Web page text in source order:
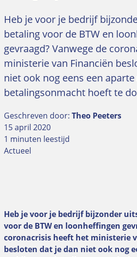
Heb je voor je bedrijf
betaling voor de BTW en
gevraagd? Vanwege de
ministerie van Financiën
niet ook nog eens een
betalingsonmacht hoeft te
Geschreven door: Theo Peeters
15 april 2020
1 minuten leestijd
Actueel
Heb je voor je bedrijf bijzonder
voor de BTW en loonheffingen
coronacrisis heeft het ministerie
besloten dat je dan niet ook nog